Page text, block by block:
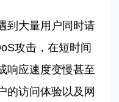
到大量用户同时请
攻击，在短时间
响应速度变慢甚至
的访问体验以及网